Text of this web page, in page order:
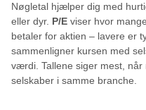
Nøgletal hjælper dig med
eller dyr. P/E viser hvor
betaler for aktien – lavere er
sammenligner kursen med
værdi. Tallene siger mest,
selskaber i samme branche.